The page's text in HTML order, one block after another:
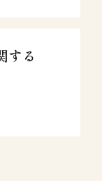
する